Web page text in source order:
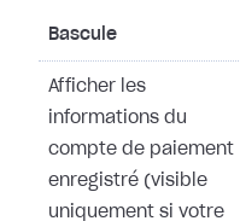
Bascule
Afficher les
informations du
compte de paiement
enregistré (visible
uniquement si votre